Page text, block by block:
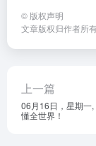
© 版权声明
文章版权归作者所
上一篇
06月16日，星期一
懂全世界！